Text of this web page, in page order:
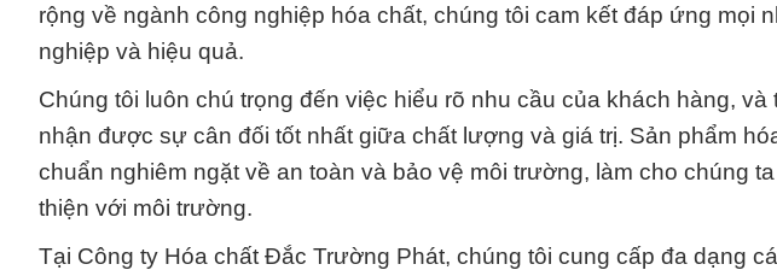
rộng về ngành công nghiệp hóa chất, chúng tôi cam kết đáp ứng mọi
nghiệp và hiệu quả.
Chúng tôi luôn chú trọng đến việc hiểu rõ nhu cầu của khách hàng,
nhận được sự cân đối tốt nhất giữa chất lượng và giá trị. Sản phẩm
chuẩn nghiêm ngặt về an toàn và bảo vệ môi trường, làm cho chúng
thiện với môi trường.
Tại Công ty Hóa chất Đắc Trường Phát, chúng tôi cung cấp đa dạng